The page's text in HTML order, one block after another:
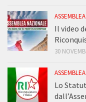
Il video
30
Lo